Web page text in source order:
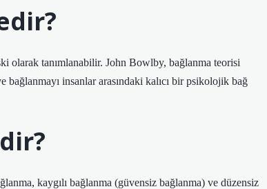
olarak tanımlanabilir. John Bowlby, bağlanma teorisi
bağlanmayı insanlar arasındaki kalıcı bir psikolojik bağ
kaygılı bağlanma (güvensiz bağlanma) ve düzensiz